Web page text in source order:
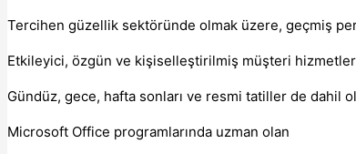
Tercihen güzellik sektöründe olmak üzere, geçmiş
Etkileyici, özgün ve kişiselleştirilmiş müşteri
Gündüz, gece, hafta sonları ve resmi tatiller de dahil
Microsoft Office programlarında uzman olan